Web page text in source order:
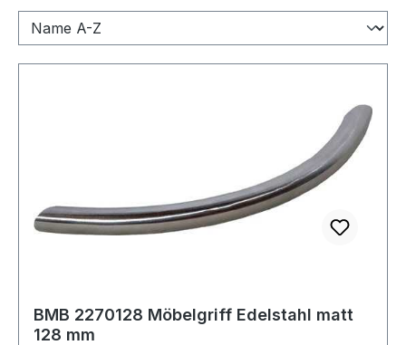
BMB 2270128 Möbelgriff Edelstahl matt
128 mm